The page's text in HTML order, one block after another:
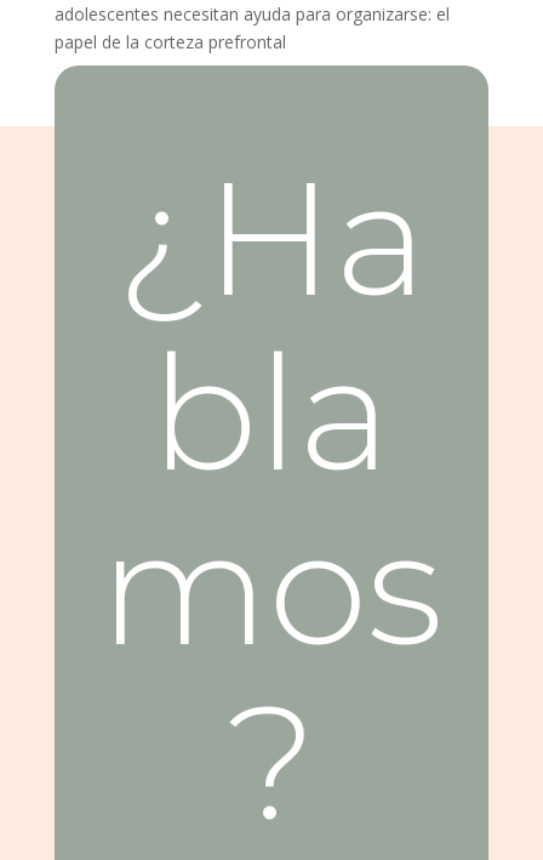
adolescentes necesitan ayuda para organizarse: el
papel de la corteza prefrontal
¿Ha
bla
mos
?